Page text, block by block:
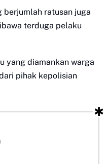
berjumlah ratusan juga
terduga pelaku
yang diamankan warga
pihak kepolisian